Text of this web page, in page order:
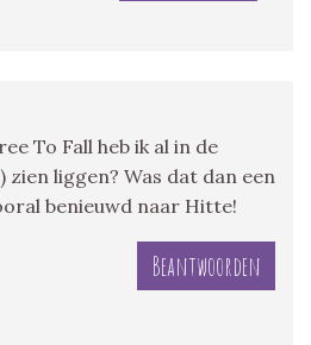
To Fall heb ik al in de
zien liggen? Was dat dan een
benieuwd naar Hitte!
Beantwoorden